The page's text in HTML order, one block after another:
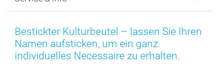
Fotoabzüge, Fotos als Buch & Poster
Zubehör & Material
Foto-Kalender & Agenden
Sticker & Etiketten
Datenschutz
AGB
Impressum
Presse
Neujahr
Muttertag
Vatertag
Kommunion & Konfirmation
Preise und Versandkosten
Lieferfristen
48h Lieferung
Bestickter Kulturbeutel – lassen Sie Ihren
Namen aufsticken, um ein ganz
individuelles Necessaire zu erhalten.